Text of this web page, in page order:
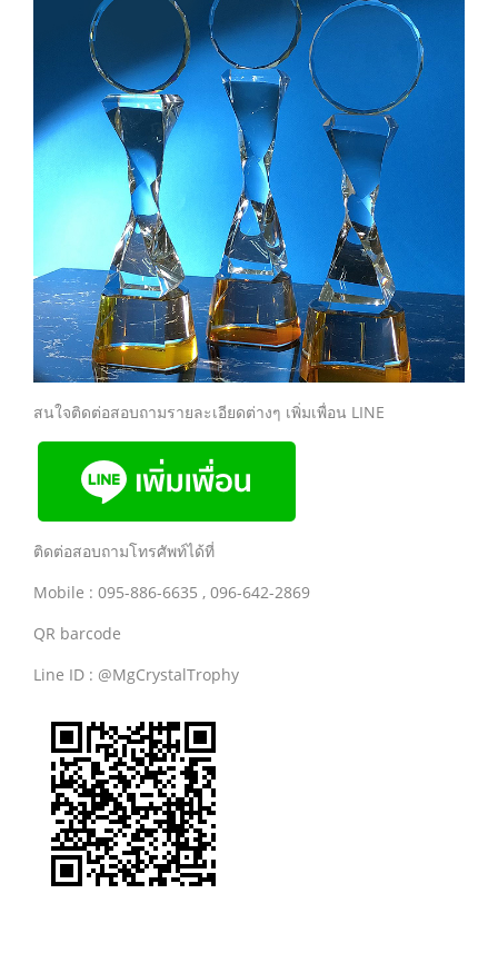
สนใจติดต่อสอบถามรายละเอียดต่างๆ เพิ่มเพื่อน LINE
ติดต่อสอบถามโทรศัพท์ได้ที่
Mobile : 095-886-6635 , 096-642-2869
QR barcode
Line ID : @MgCrystalTrophy